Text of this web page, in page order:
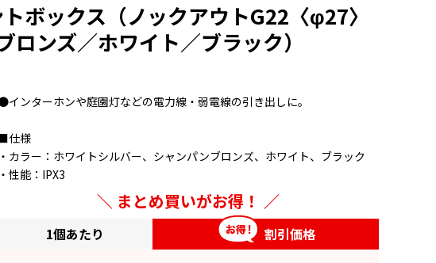
ボックス（ノックアウトG22〈φ27〉
ンズ／ホワイト／ブラック）
インターホンや庭園灯などの電力線・弱電線の引き出しに。
仕様
・カラー：ホワイトシルバー、シャンパンブロンズ、ホワイト、ブラック
・性能：IPX3
まとめ買いがお得！
1個あたり 割引価格